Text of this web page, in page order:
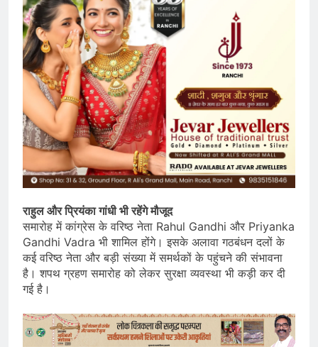
राहुल और प्रियंका गांधी भी रहेंगे मौजूद
समारोह में कांग्रेस के वरिष्ठ नेता Rahul Gandhi और Priyanka
Gandhi Vadra भी शामिल होंगे। इसके अलावा गठबंधन दलों के
कई वरिष्ठ नेता और बड़ी संख्या में समर्थकों के पहुंचने की संभावना
है। शपथ ग्रहण समारोह को लेकर सुरक्षा व्यवस्था भी कड़ी कर दी
गई है।